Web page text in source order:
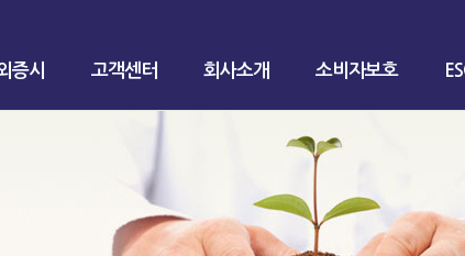
증시 고객센터 회사소개 소비자보호